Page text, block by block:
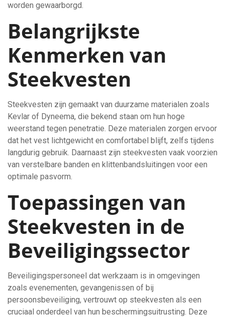
worden gewaarborgd.
Belangrijkste
Kenmerken van
Steekvesten
Steekvesten zijn gemaakt van duurzame materialen zoals
Kevlar of Dyneema, die bekend staan om hun hoge
weerstand tegen penetratie. Deze materialen zorgen ervoor
dat het vest lichtgewicht en comfortabel blijft, zelfs tijdens
langdurig gebruik. Daarnaast zijn steekvesten vaak voorzien
van verstelbare banden en klittenbandsluitingen voor een
optimale pasvorm.
Toepassingen van
Steekvesten in de
Beveiligingssector
Beveiligingspersoneel dat werkzaam is in omgevingen
zoals evenementen, gevangenissen of bij
persoonsbeveiliging, vertrouwt op steekvesten als een
cruciaal onderdeel van hun beschermingsuitrusting. Deze